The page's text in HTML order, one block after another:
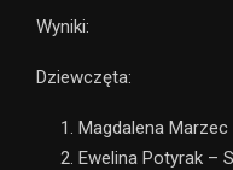
Wyniki:
Dziewczęta:
Magdalena
Ewelina Potyrak –